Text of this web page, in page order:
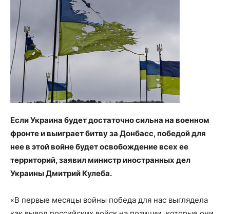
Если Украина будет достаточно сильна на военном
фронте и выиграет битву за Донбасс, победой для
нее в этой войне будет освобождение всех ее
территорий, заявил министр иностранных дел
Украины Дмитрий Кулеба.
«В первые месяцы войны победа для нас выглядела